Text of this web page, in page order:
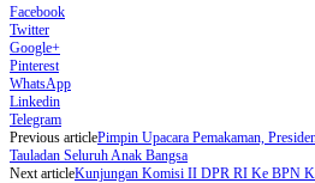
Facebook
Twitter
Google+
Pinterest
WhatsApp
Linkedin
Telegram
Previous articlePimpin Upacara Pemakaman,
Tauladan Seluruh Anak Bangsa
Next articleKunjungan Komisi II DPR RI Ke BPN